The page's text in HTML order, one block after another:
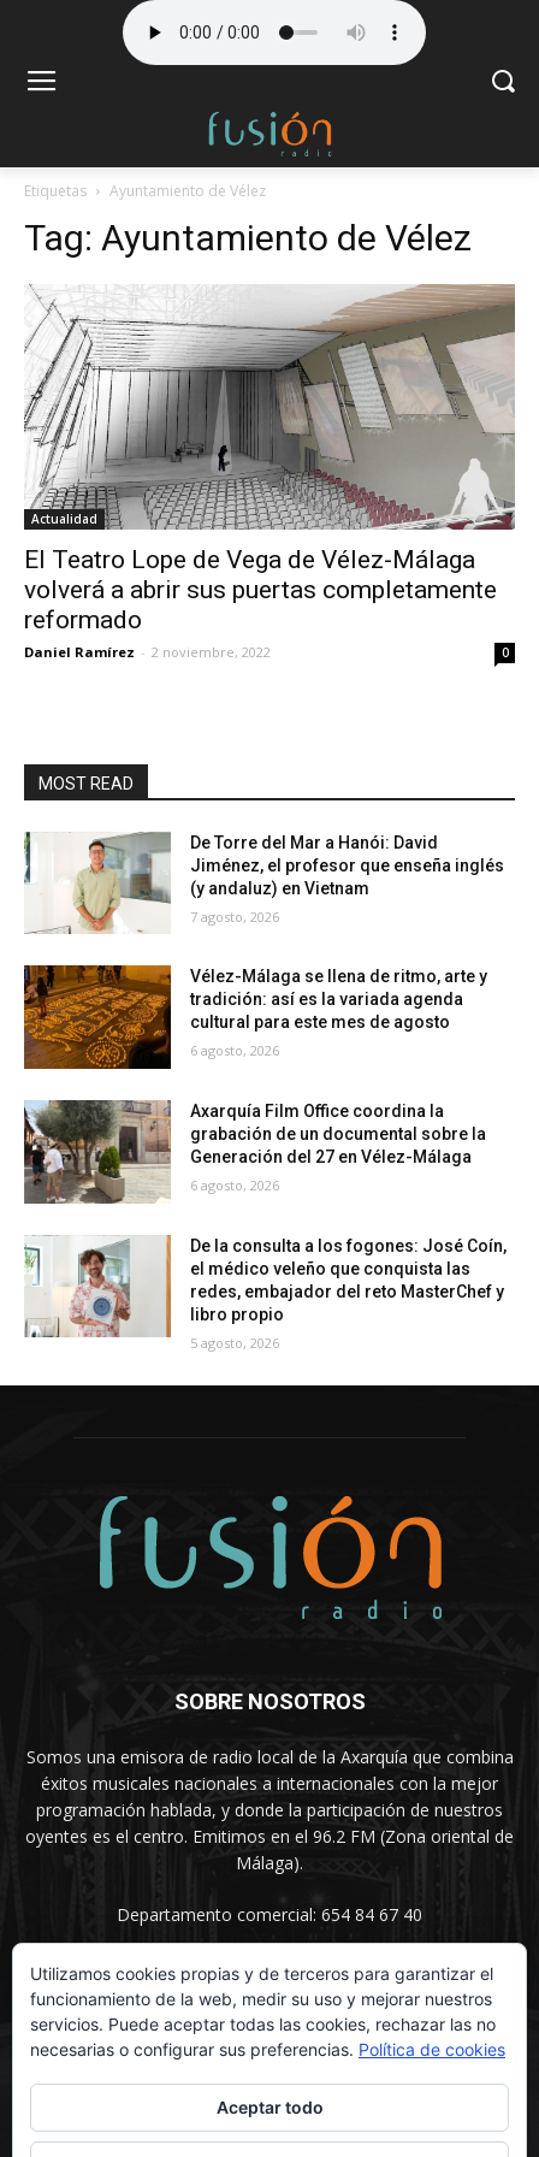
Etiquetas Ayuntamiento de Vélez
Tag: Ayuntamiento de Vélez
Actualidad
El Teatro Lope de Vega de Vélez-Málaga
volverá a abrir sus puertas completamente
reformado
Daniel Ramírez - 2 noviembre, 2022 0
MOST READ
De Torre del Mar a Hanói: David
Jiménez, el profesor que enseña inglés
(y andaluz) en Vietnam
7 agosto, 2026
Vélez-Málaga se llena de ritmo, arte y
tradición: así es la variada agenda
cultural para este mes de agosto
6 agosto, 2026
Axarquía Film Office coordina la
grabación de un documental sobre la
Generación del 27 en Vélez-Málaga
6 agosto, 2026
De la consulta a los fogones: José Coín,
el médico veleño que conquista las
redes, embajador del reto MasterChef y
libro propio
5 agosto, 2026
SOBRE NOSOTROS
Somos una emisora de radio local de la Axarquía que combina
éxitos musicales nacionales a internacionales con la mejor
programación hablada, y donde la participación de nuestros
oyentes es el centro. Emitimos en el 96.2 FM (Zona oriental de
Málaga).
Departamento comercial: 654 84 67 40
SÍGUENOS
Utilizamos cookies propias y de terceros para garantizar el
funcionamiento de la web, medir su uso y mejorar nuestros
servicios. Puede aceptar todas las cookies, rechazar las no
necesarias o configurar sus preferencias. Política de cookies
Aceptar todo